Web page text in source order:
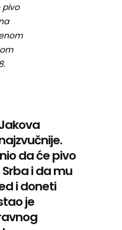
pivo
da će pivo
i da mu
i doneti
je